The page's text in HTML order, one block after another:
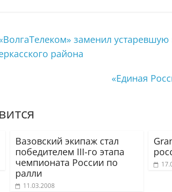
заменил
района
«Единая
Вазовский экипаж стал
победителем III-го этапа
чемпионата России по
ралли
11.03.2008